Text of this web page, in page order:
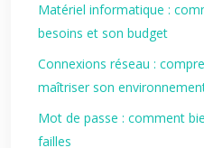
Matériel informatique :
besoins et son budget
Connexions réseau :
maîtriser son
Mot de passe : comment
failles